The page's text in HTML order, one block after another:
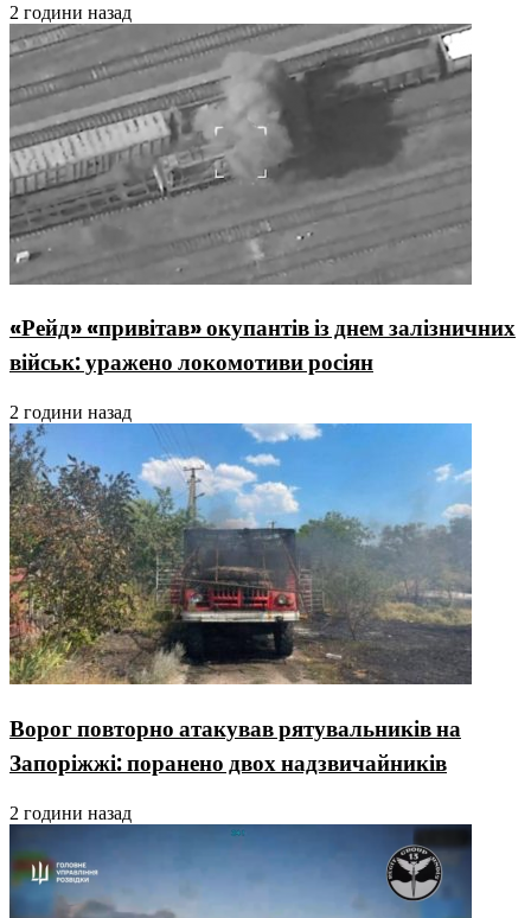
2 години назад
«Рейд» «привітав» окупантів із днем залізничних
військ: уражено локомотиви росіян
2 години назад
Ворог повторно атакував рятувальників на
Запоріжжі: поранено двох надзвичайників
2 години назад